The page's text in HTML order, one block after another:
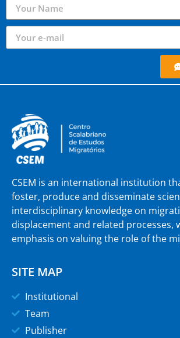
CSEM is an international institution
foster, produce and disseminate
interdisciplinary knowledge on
displacement and related processes,
emphasis on valuing the role of the
SITE MAP
Institutional
Team
Publisher